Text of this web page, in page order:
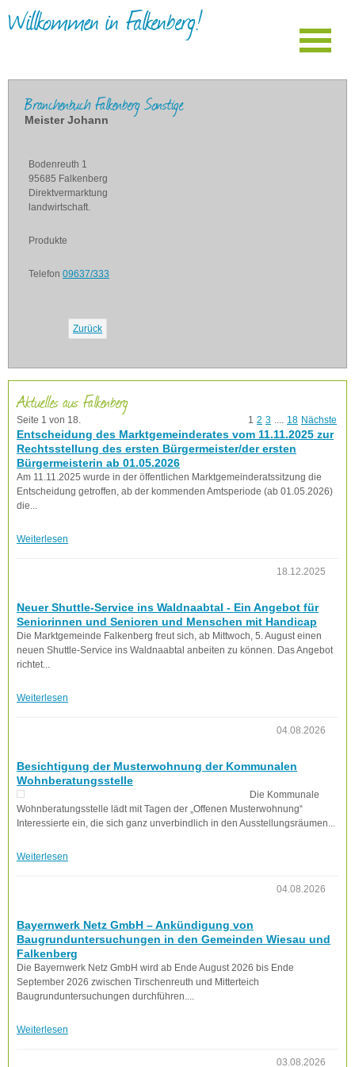
Willkommen in Falkenberg!
Branchenbuch Falkenberg Sonstige
Meister Johann
Bodenreuth 1
95685 Falkenberg
Direktvermarktung
landwirtschaft.
Produkte
Telefon 09637/333
Zurück
Aktuelles aus Falkenberg
Seite 1 von 18. 1 2 3 .... 18 Nächste
Entscheidung des Marktgemeinderates vom 11.11.2025 zur
Rechtsstellung des ersten Bürgermeister/der ersten
Bürgermeisterin ab 01.05.2026
Am 11.11.2025 wurde in der öffentlichen Marktgemeinderatssitzung die
Entscheidung getroffen, ab der kommenden Amtsperiode (ab 01.05.2026)
die...
Weiterlesen
18.12.2025
Neuer Shuttle-Service ins Waldnaabtal - Ein Angebot für
Seniorinnen und Senioren und Menschen mit Handicap
Die Marktgemeinde Falkenberg freut sich, ab Mittwoch, 5. August einen
neuen Shuttle-Service ins Waldnaabtal anbeiten zu können. Das Angebot
richtet...
Weiterlesen
04.08.2026
Besichtigung der Musterwohnung der Kommunalen
Wohnberatungsstelle
Die Kommunale
Wohnberatungsstelle lädt mit Tagen der „Offenen Musterwohnung“
Interessierte ein, die sich ganz unverbindlich in den Ausstellungsräumen...
Weiterlesen
04.08.2026
Bayernwerk Netz GmbH – Ankündigung von
Baugrunduntersuchungen in den Gemeinden Wiesau und
Falkenberg
Die Bayernwerk Netz GmbH wird ab Ende August 2026 bis Ende
September 2026 zwischen Tirschenreuth und Mitterteich
Baugrunduntersuchungen durchführen....
Weiterlesen
03.08.2026